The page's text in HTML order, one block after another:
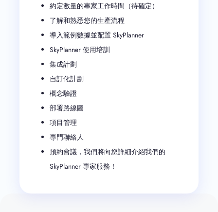
約定數量的專家工作時間（待確定）
了解和熟悉您的生產流程
導入範例數據並配置 SkyPlanner
SkyPlanner 使用培訓
集成計劃
自訂化計劃
概念驗證
部署路線圖
項目管理
專門聯絡人
預約會議，我們將向您詳細介紹我們的
SkyPlanner 專家服務！